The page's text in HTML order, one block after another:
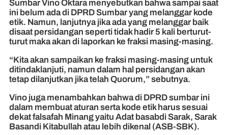
Sumbar Vino Oktara menyebutkan bahwa sampai saat
ini belum ada di DPRD Sumbar yang melanggar kode
etik. Namun, lanjutnya jika ada yang melanggar baik
disaat persidangan seperti tidak hadir 5 kali berturut-
turut maka akan di laporkan ke fraksi masing-masing.
“Kita akan sampaikan ke fraksi masing-masing untuk
ditindaklanjuti, namun dalam hal persidangan akan
tetap dilanjutkan jika telah Quorum,” sebutnya.
Vino juga menambahkan bahwa di DPRD sumbar ini
dalam membuat aturan serta kode etik harus sesuai
dekat falsafah Minang yaitu Adat basabdi Sarak, Sarak
Basandi Kitabullah atau lebih dikenal (ASB-SBK).